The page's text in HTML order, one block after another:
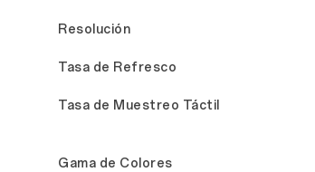
Resolución
Tasa de Refresco
Tasa de Muestreo Táctil
Gama de Colores